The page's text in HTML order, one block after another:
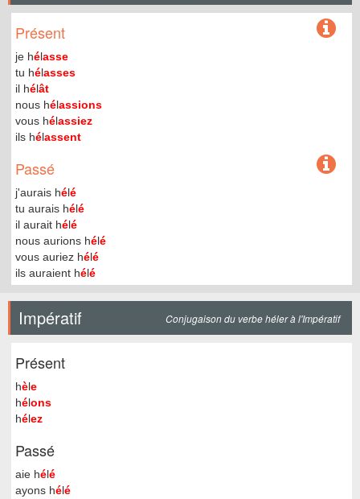
Présent
je hélasse
tu hélasses
il hélât
nous hélassions
vous hélassiez
ils hélassent
Passé
j'aurais hélé
tu aurais hélé
il aurait hélé
nous aurions hélé
vous auriez hélé
ils auraient hélé
Impératif Conjugaison du verbe héler à l'Impératif
Présent
hèle
hélons
hélez
Passé
aie hélé
ayons hélé